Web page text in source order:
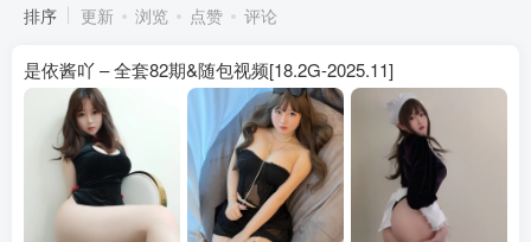
排序 更新 浏览 点赞 评论
是依酱吖 – 全套82期&随包视频[18.2G-2025.11]